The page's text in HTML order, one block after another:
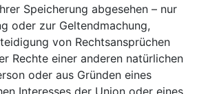
Speicherung abgesehen – nur
oder zur Geltendmachung,
von Rechtsansprüchen
Rechte einer anderen natürlichen
oder aus Gründen eines
Interesses der Union oder eines